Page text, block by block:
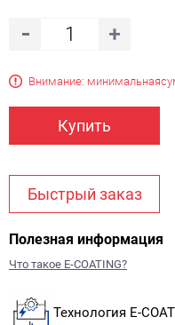
Внимание: минимальная
Купить
Быстрый заказ
Полезная информация
Что такое E-COATING?
Технология E-